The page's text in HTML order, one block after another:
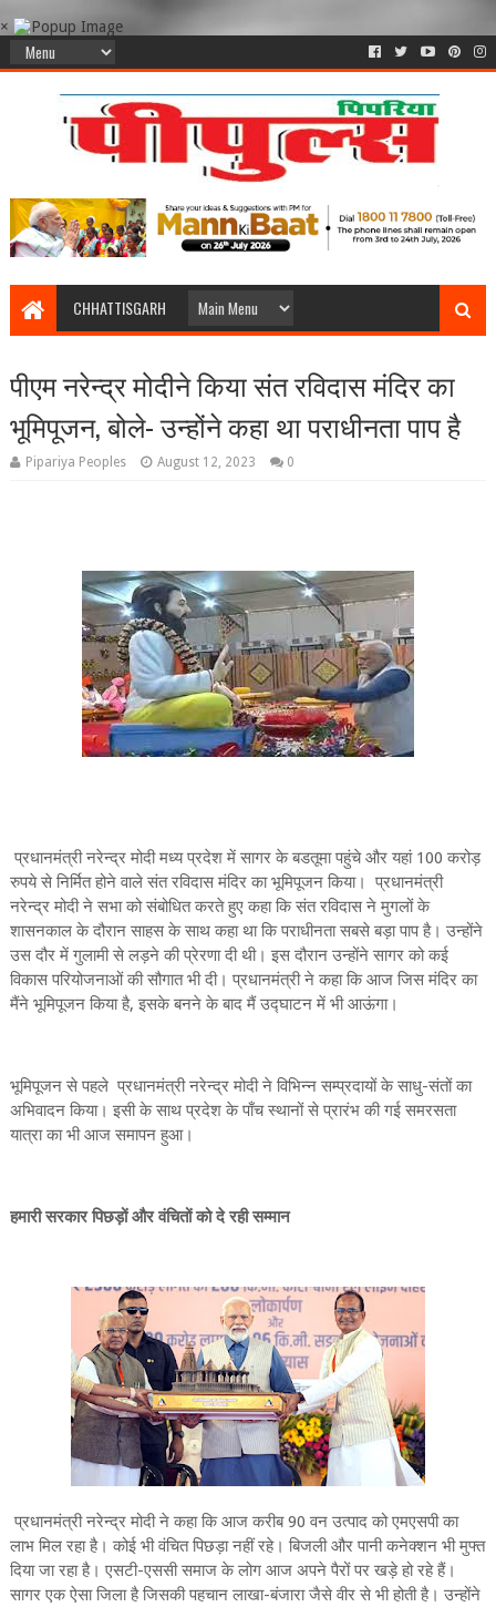
×
CHHATTISGARH
पीएम नरेन्द्र मोदीने किया संत रविदास मंदिर का
भूमिपूजन, बोले- उन्होंने कहा था पराधीनता पाप है
Pipariya Peoples August 12, 2023 0
प्रधानमंत्री नरेन्द्र मोदी मध्य प्रदेश में सागर के बडतूमा पहुंचे और यहां 100 करोड़
रुपये से निर्मित होने वाले संत रविदास मंदिर का भूमिपूजन किया। प्रधानमंत्री
नरेन्द्र मोदी ने सभा को संबोधित करते हुए कहा कि संत रविदास ने मुगलों के
शासनकाल के दौरान साहस के साथ कहा था कि पराधीनता सबसे बड़ा पाप है। उन्होंने
उस दौर में गुलामी से लड़ने की प्रेरणा दी थी। इस दौरान उन्होंने सागर को कई
विकास परियोजनाओं की सौगात भी दी। प्रधानमंत्री ने कहा कि आज जिस मंदिर का
मैंने भूमिपूजन किया है, इसके बनने के बाद मैं उद्घाटन में भी आऊंगा।
भूमिपूजन से पहले प्रधानमंत्री नरेन्द्र मोदी ने विभिन्न सम्प्रदायों के साधु-संतों का
अभिवादन किया। इसी के साथ प्रदेश के पाँच स्थानों से प्रारंभ की गई समरसता
यात्रा का भी आज समापन हुआ।
हमारी सरकार पिछड़ों और वंचितों को दे रही सम्मान
प्रधानमंत्री नरेन्द्र मोदी ने कहा कि आज करीब 90 वन उत्पाद को एमएसपी का
लाभ मिल रहा है। कोई भी वंचित पिछड़ा नहीं रहे। बिजली और पानी कनेक्शन भी मुफ्त
दिया जा रहा है। एसटी-एससी समाज के लोग आज अपने पैरों पर खड़े हो रहे हैं।
सागर एक ऐसा जिला है जिसकी पहचान लाखा-बंजारा जैसे वीर से भी होती है। उन्होंने